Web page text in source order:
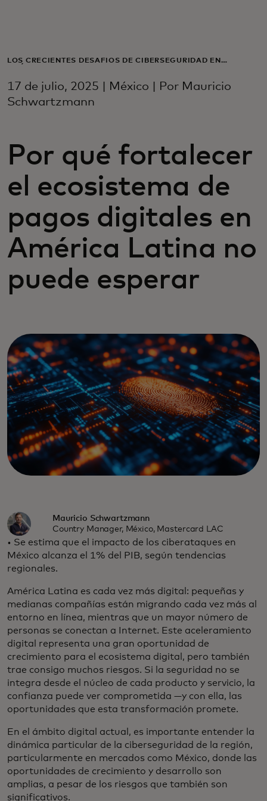
Para empresas
Para el mundo
Noticias y tendencias
LOS CRECIENTES DESAFÍOS DE CIBERSEGURIDAD EN
17 de julio, 2025 | México | Por Mauricio
Schwartzmann
Por qué fortalecer
el ecosistema de
pagos digitales en
América Latina no
puede esperar
Mauricio Schwartzmann
Country Manager, México, Mastercard LAC
• Se estima que el impacto de los ciberataques en
México alcanza el 1% del PIB, según tendencias
regionales.
América Latina es cada vez más digital: pequeñas y
medianas compañías están migrando cada vez más al
entorno en línea, mientras que un mayor número de
personas se conectan a Internet. Este aceleramiento
digital representa una gran oportunidad de
crecimiento para el ecosistema digital, pero también
trae consigo muchos riesgos. Si la seguridad no se
integra desde el núcleo de cada producto y servicio, la
confianza puede ver comprometida —y con ella, las
oportunidades que esta transformación promete.
En el ámbito digital actual, es importante entender la
dinámica particular de la ciberseguridad de la región,
particularmente en mercados como México, donde las
oportunidades de crecimiento y desarrollo son
amplias, a pesar de los riesgos que también son
significativos.